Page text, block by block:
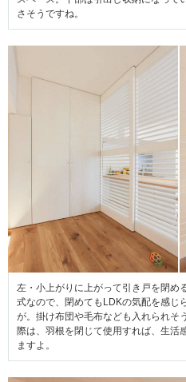
さそうですね。
左・小上がりに上がって引き戸を閉め
式なので、閉めてもLDKの気配を感じ
が。掛け布団や毛布なども入れられそ
際は、羽根を閉じて使用すれば、生活
ますよ。